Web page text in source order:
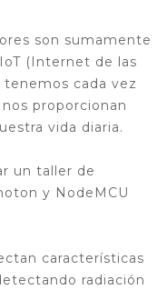
son sumamente
(Internet de las
tenemos cada vez
proporcionan
vida diaria.
un taller de
y NodeMCU
características
radiación